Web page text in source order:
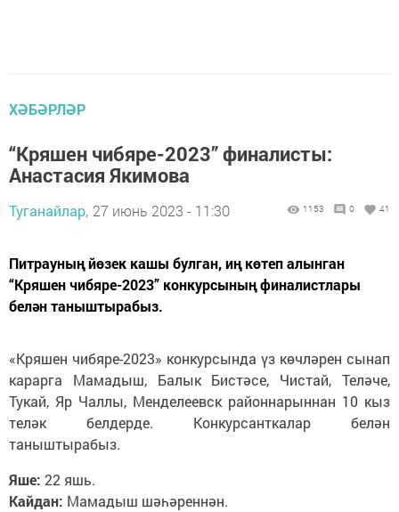
ХӘБӘРЛӘР
“Кряшен чибяре-2023” финалисты:
Анастасия Якимова
Туганайлар, 27 июнь 2023 - 11:30 1153 0 41
Питрауның йөзек кашы булган, иң көтеп алынган
“Кряшен чибяре-2023” конкурсының финалистлары
белән таныштырабыз.
«Кряшен чибяре-2023» конкурсында үз көчләрен сынап
карарга Мамадыш, Балык Бистәсе, Чистай, Теләче,
Тукай, Яр Чаллы, Менделеевск районнарыннан 10 кыз
теләк белдерде. Конкурсанткалар белән
таныштырабыз.
Яше: 22 яшь.
Кайдан: Мамадыш шәһәреннән.